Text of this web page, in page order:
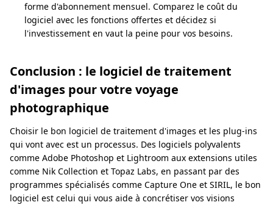
forme d'abonnement mensuel. Comparez le coût du
logiciel avec les fonctions offertes et décidez si
l'investissement en vaut la peine pour vos besoins.
Conclusion : le logiciel de traitement
d'images pour votre voyage
photographique
Choisir le bon logiciel de traitement d'images et les plug-ins
qui vont avec est un processus. Des logiciels polyvalents
comme Adobe Photoshop et Lightroom aux extensions utiles
comme Nik Collection et Topaz Labs, en passant par des
programmes spécialisés comme Capture One et SIRIL, le bon
logiciel est celui qui vous aide à concrétiser vos visions